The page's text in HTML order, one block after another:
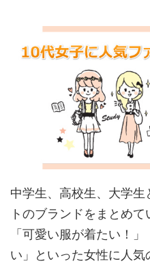
中学生、高校生、大学
トのブランドをまとめて
「可愛い服が着たい！
い」といった女性に人気